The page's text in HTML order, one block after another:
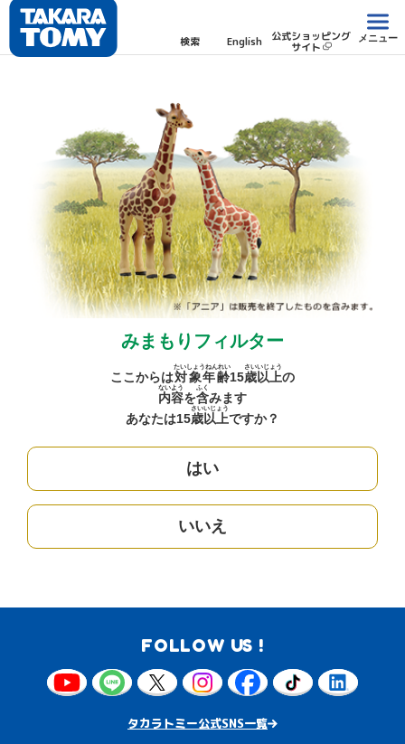
検索 English 公式ショッピング
サイト
メニュー
みまもりフィルター
ここからは対象年齢
たいしょうねんれい
15歳
さい
以上
いじょう
の
内容
ないよう
を含
ふく
みます
あなたは15歳
さい
以上
いじょう
ですか？
はい
いいえ
FOLLOW US !
タカラトミー公式SNS一覧